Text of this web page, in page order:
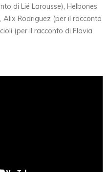
di Lié Larousse), Helbones
Alix Rodriguez (per il racconto
(per il racconto di Flavia